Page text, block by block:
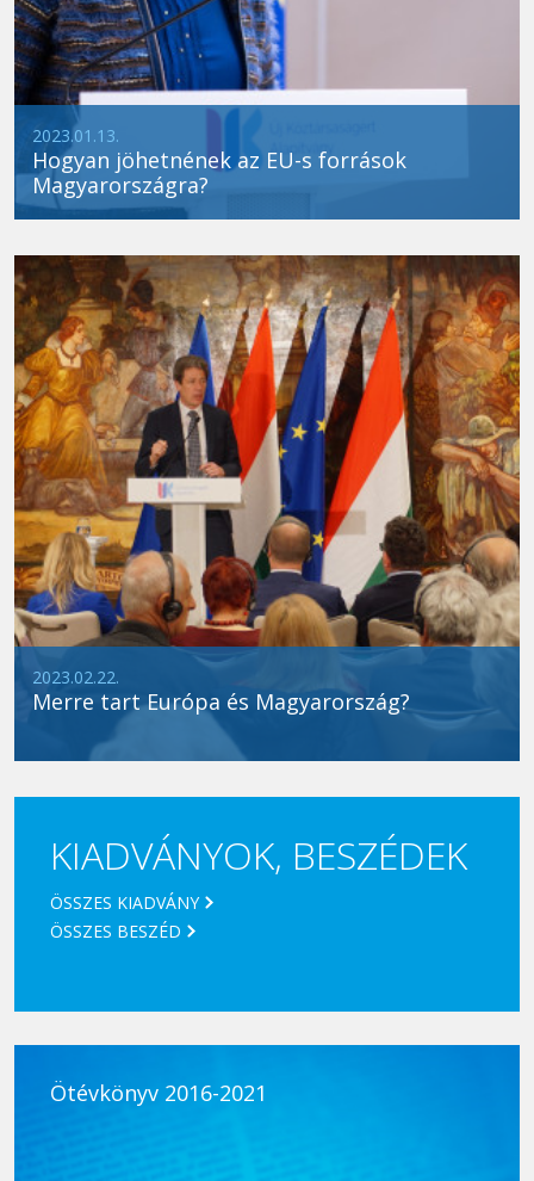
2023.01.13.
Hogyan jöhetnének az EU-s források
Magyarországra?
2023.02.22.
Merre tart Európa és Magyarország?
KIADVÁNYOK, BESZÉDEK
ÖSSZES KIADVÁNY
ÖSSZES BESZÉD
Ötévkönyv 2016-2021